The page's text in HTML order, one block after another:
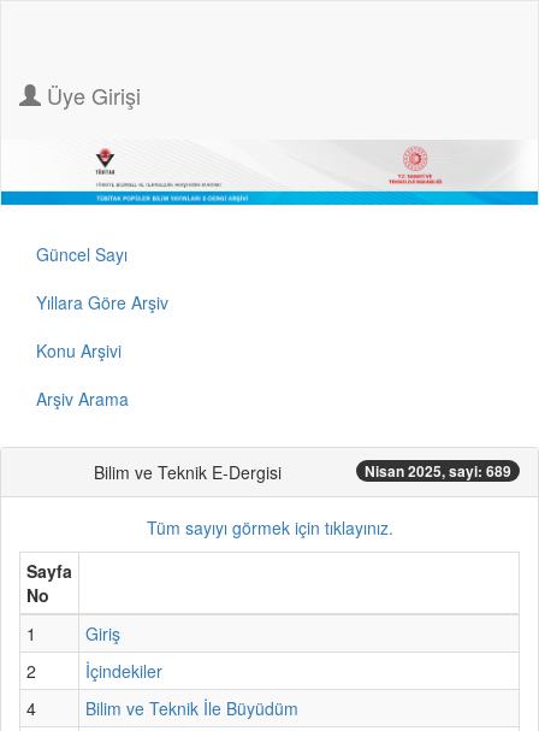
Üye Girişi
Güncel Sayı
Yıllara Göre Arşiv
Konu Arşivi
Arşiv Arama
Bilim ve Teknik E-Dergisi Nisan 2025, sayi: 689
Tüm sayıyı görmek için tıklayınız.
Sayfa
No
1
Giriş
2
İçindekiler
4
Bilim ve Teknik İle Büyüdüm